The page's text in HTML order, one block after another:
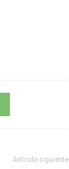
Artículo siguiente